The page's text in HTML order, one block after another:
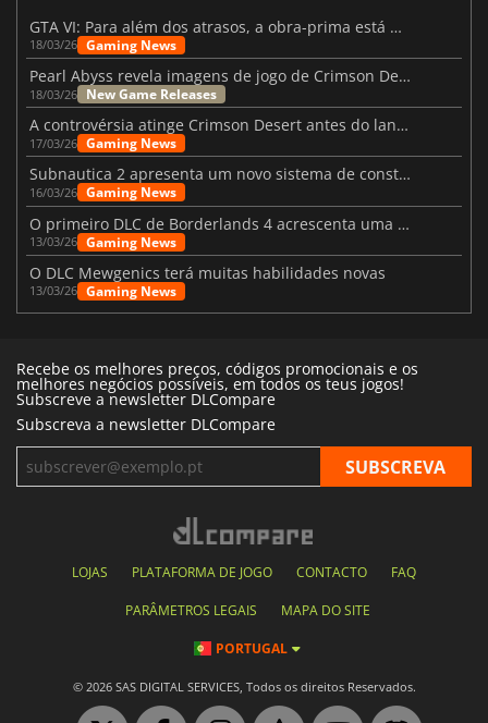
GTA VI: Para além dos atrasos, a obra-prima está quase a chegar
18/03/26 Gaming News
Pearl Abyss revela imagens de jogo de Crimson Desert para a PS5
18/03/26 New Game Releases
A controvérsia atinge Crimson Desert antes do lançamento
17/03/26 Gaming News
Subnautica 2 apresenta um novo sistema de construção de bases
16/03/26 Gaming News
O primeiro DLC de Borderlands 4 acrescenta uma nova personagem e muito mais
13/03/26 Gaming News
O DLC Mewgenics terá muitas habilidades novas
13/03/26 Gaming News
Recebe os melhores preços, códigos promocionais e os
melhores negócios possíveis, em todos os teus jogos!
Subscreve a newsletter DLCompare
Subscreva a newsletter DLCompare
LOJAS PLATAFORMA DE JOGO CONTACTO FAQ
PARÂMETROS LEGAIS MAPA DO SITE
PORTUGAL
© 2026 SAS DIGITAL SERVICES, Todos os direitos Reservados.